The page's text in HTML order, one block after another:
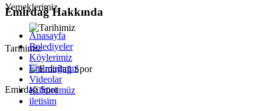
Yemeklerimiz
Tarihimiz
Emirdağ Spor
Emirdağ Hakkında
Anasayfa
Belediyeler
Köylerimiz
Emirdağımız
Videolar
Kültürümüz
iletisim